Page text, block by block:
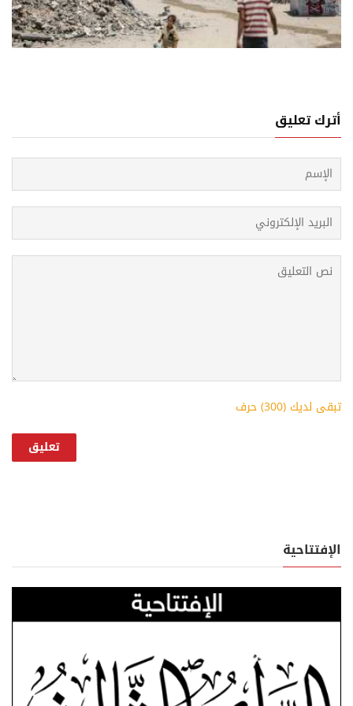
06 اغسطس, 2026 عربية ــ إسلامية للانتهاكات الإسرائيلية المتواصلة في
غزة
أترك تعليق
تبقى لديك (300) حرف
الإفتتاحية